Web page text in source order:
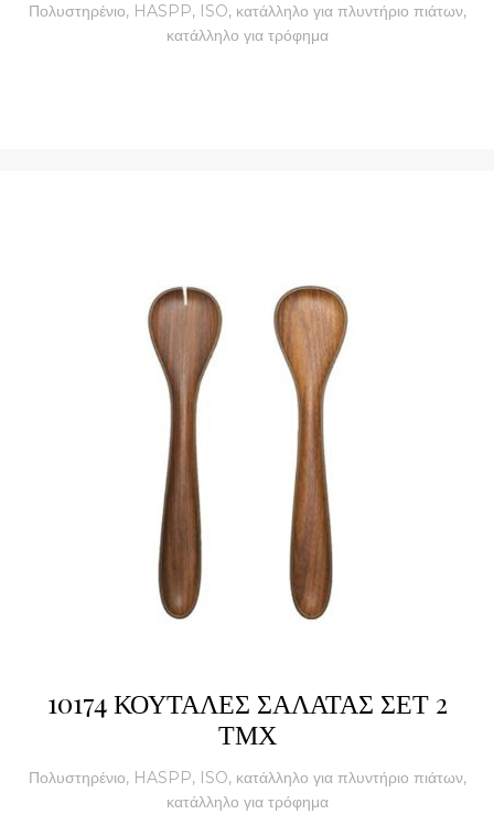
Πολυστηρένιο, HASPP, ISO, κατάλληλο για πλυντήριο πιάτων,
κατάλληλο για τρόφημα
10174 ΚΟΥΤΑΛΕΣ ΣΑΛΑΤΑΣ ΣΕΤ 2
ΤΜΧ
Πολυστηρένιο, HASPP, ISO, κατάλληλο για πλυντήριο πιάτων,
κατάλληλο για τρόφημα